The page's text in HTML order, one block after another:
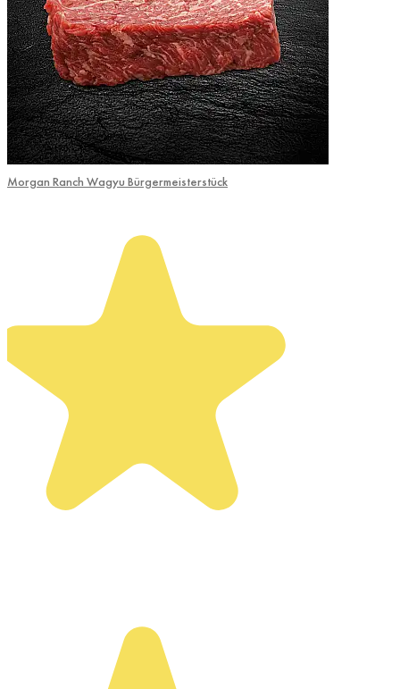
Morgan Ranch Wagyu Bürgermeisterstück